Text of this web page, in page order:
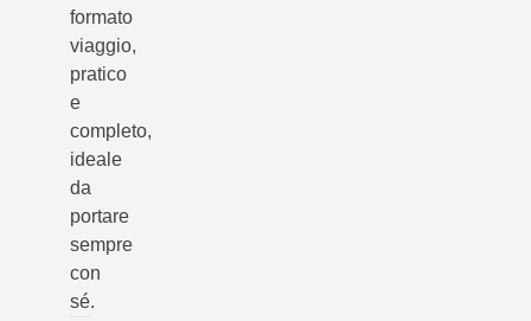
formato
viaggio,
pratico
e
completo,
ideale
da
portare
sempre
con
sé.